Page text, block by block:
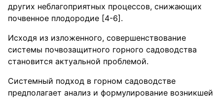
других неблагоприятных процессов, снижающих
почвенное плодородие [4-6].
Исходя из изложенного, совершенствование
системы почвозащитного горного садоводства
становится актуальной проблемой.
Системный подход в горном садоводстве
предполагает анализ и формулирование возникшей